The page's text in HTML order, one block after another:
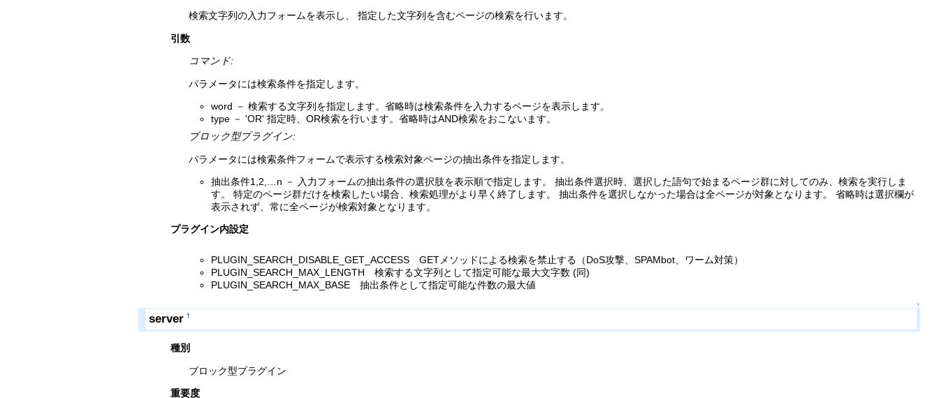
検索文字列の入力フォームを表示し、 指定した文字列を含むページの検索を行います。
引数
コマンド:
パラメータには検索条件を指定します。
word － 検索する文字列を指定します。省略時は検索条件を入力するページを表示します。
type － 'OR' 指定時、OR検索を行います。省略時はAND検索をおこないます。
ブロック型プラグイン:
パラメータには検索条件フォームで表示する検索対象ページの抽出条件を指定します。
抽出条件1,2,…n － 入力フォームの抽出条件の選択肢を表示順で指定します。 抽出条件選択時、選択した語句で始まるページ群に対してのみ、検索を実行しま
す。 特定のページ群だけを検索したい場合、検索処理がより早く終了します。 抽出条件を選択しなかった場合は全ページが対象となります。 省略時は選択欄が
表示されず、常に全ページが検索対象となります。
プラグイン内設定
PLUGIN_SEARCH_DISABLE_GET_ACCESS GETメソッドによる検索を禁止する（DoS攻撃、SPAMbot、ワーム対策）
PLUGIN_SEARCH_MAX_LENGTH 検索する文字列として指定可能な最大文字数 (同)
PLUGIN_SEARCH_MAX_BASE 抽出条件として指定可能な件数の最大値
↑
server †
種別
ブロック型プラグイン
重要度